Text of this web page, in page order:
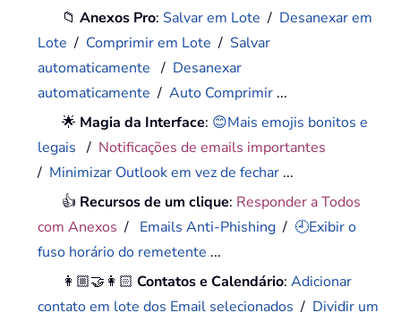
📁Anexos Pro: Salvar em Lote / Desanexar em
Lote / Comprimir em Lote / Salvar
automaticamente / Desanexar
automaticamente /Auto Comprimir ...
🌟 Magia da Interface: 😊Mais emojis bonitos e
legais / Notificações de emails importantes
/ Minimizar Outlook em vez de fechar ...
👍 Recursos de um clique: Responder a Todos
com Anexos / Emails Anti-Phishing / 🕘Exibir o
fuso horário do remetente ...
👩🏼‍🤝‍👩🏻Contatos e Calendário:Adicionar
contato em lote dos Email selecionados / Dividir um